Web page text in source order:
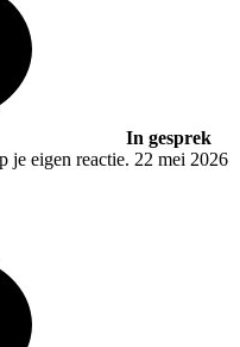
In gesprek
je eigen reactie. 22 mei 2026